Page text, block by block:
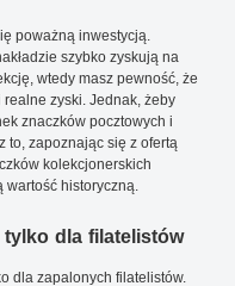
poważną inwestycją.
szybko zyskują na
wtedy masz pewność, że
zyski. Jednak, żeby
znaczków pocztowych i
to, zapoznając się z ofertą
kolekcjonerskich
wartość historyczną.
dla filatelistów
dla zapalonych filatelistów.